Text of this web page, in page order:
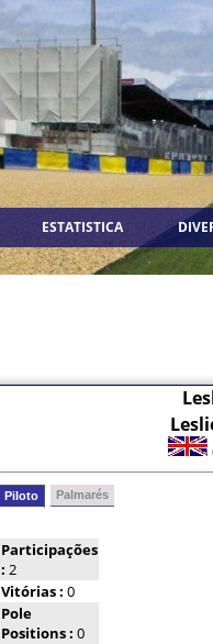
ESTATISTICA
Piloto Palmarés
Participações
: 2
Vitórias : 0
Pole
Positions : 0